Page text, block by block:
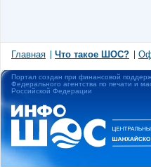
Главная Что такое ШОС?
Портал создан при финансовой
Федерального агентства по печати и
Российской Федерации